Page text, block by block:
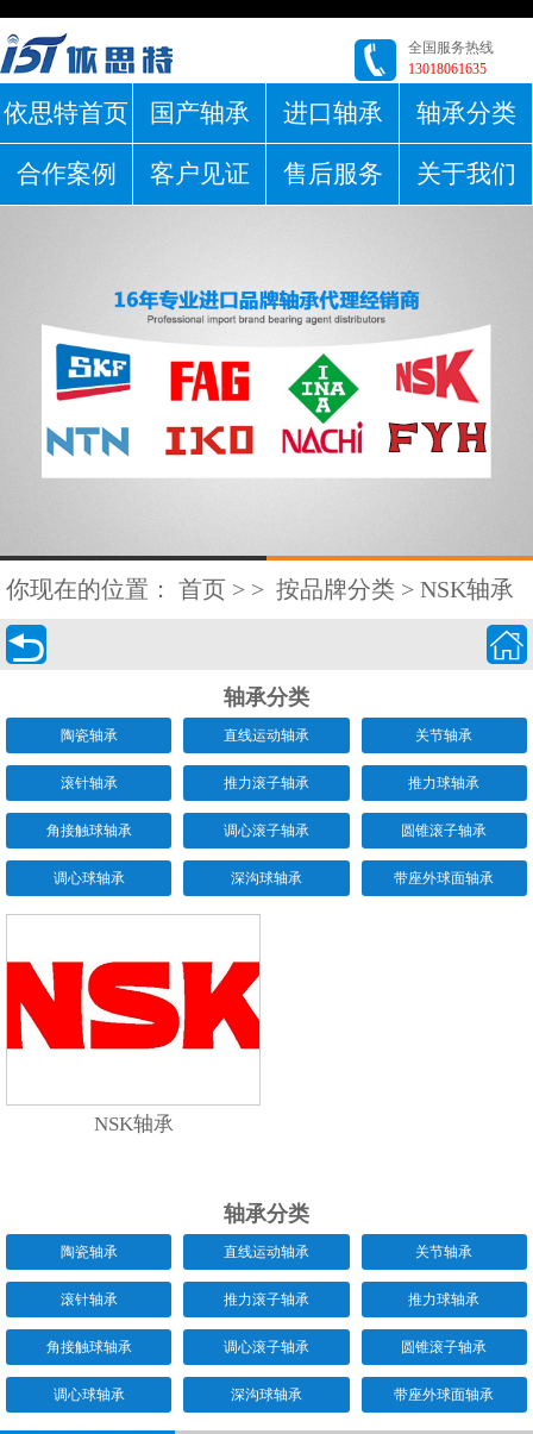
全国服务热线
13018061635
依思特首页 国产轴承 进口轴承 轴承分类
合作案例 客户见证 售后服务 关于我们
你现在的位置： 首页 > > 按品牌分类 > NSK轴承
 
轴承分类
陶瓷轴承 直线运动轴承 关节轴承
滚针轴承 推力滚子轴承 推力球轴承
角接触球轴承 调心滚子轴承 圆锥滚子轴承
调心球轴承 深沟球轴承 带座外球面轴承
NSK轴承
轴承分类
陶瓷轴承 直线运动轴承 关节轴承
滚针轴承 推力滚子轴承 推力球轴承
角接触球轴承 调心滚子轴承 圆锥滚子轴承
调心球轴承 深沟球轴承 带座外球面轴承